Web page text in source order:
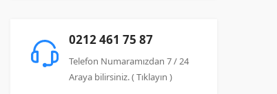
0212 461 75 87
Telefon Numaramızdan 7 / 24
Araya bilirsiniz. ( Tıklayın )